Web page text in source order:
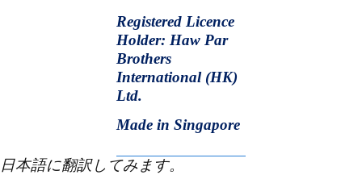
Registered Licence
Holder: Haw Par
Brothers
International (HK)
Ltd.
Made in Singapore
日本語に翻訳してみます。